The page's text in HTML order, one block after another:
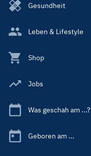
Gesundheit
Leben & Lifestyle
Shop
Jobs
Was geschah am ...?
Geboren am ...